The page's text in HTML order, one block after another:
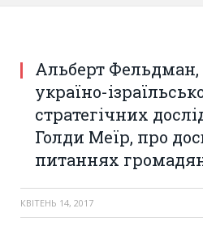
Альберт Фельдман,
україно-
стратегічних
Голди Меїр, про
питаннях
КВІТЕНЬ 14, 2017